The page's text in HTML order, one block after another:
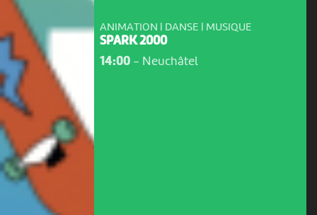
ANIMATION | DANSE | MUSIQUE
SPARK 2000
14:00- Neuchâtel